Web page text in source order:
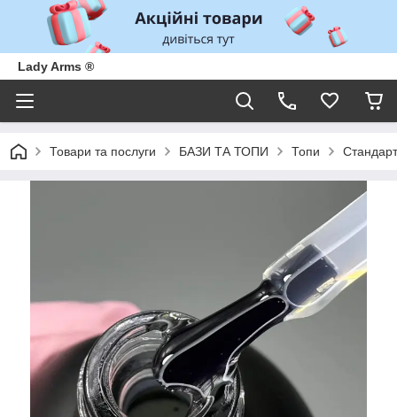
Lady Arms ®
Товари та послуги БАЗИ ТА ТОПИ Топи Стандарт